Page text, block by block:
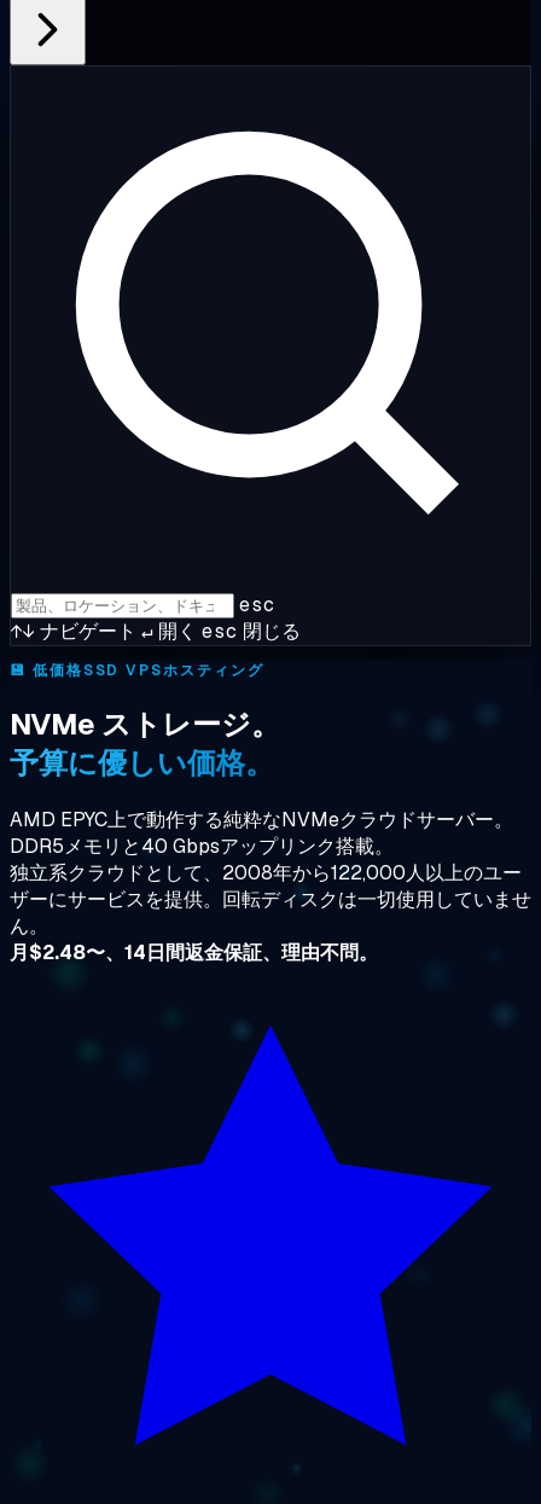
esc
↑↓ ナビゲート ↵ 開く esc 閉じる
💾 低価格SSD VPSホスティング
NVMe ストレージ。
予算に優しい価格。
AMD EPYC上で動作する純粋なNVMeクラウドサーバー。
DDR5メモリと40 Gbpsアップリンク搭載。
独立系クラウドとして、2008年から122,000人以上のユー
ザーにサービスを提供。回転ディスクは一切使用していませ
ん。
月$2.48〜、14日間返金保証、理由不問。